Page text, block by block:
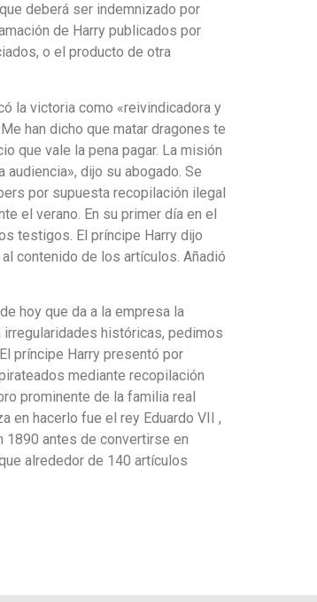
deberá ser indemnizado por
de Harry publicados por
o el producto de otra
la victoria como «reivindicadora y
han dicho que matar dragones te
que vale la pena pagar. La misión
dijo su abogado. Se
por supuesta recopilación ilegal
el verano. En su primer día en el
testigos. El príncipe Harry dijo
contenido de los artículos. Añadió
hoy que da a la empresa la
irregularidades históricas, pedimos
príncipe Harry presentó por
mediante recopilación
prominente de la familia real
en hacerlo fue el rey Eduardo VII ,
1890 antes de convertirse en
alrededor de 140 artículos